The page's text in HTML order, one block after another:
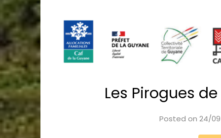
Les Pirogues
Posted on 24/